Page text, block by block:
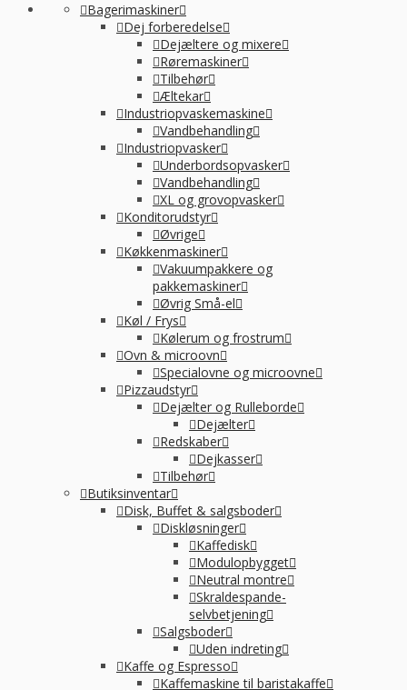
Bagerimaskiner
Dej forberedelse
Dejæltere og mixere
Røremaskiner
Tilbehør
Æltekar
Industriopvaskemaskine
Vandbehandling
Industriopvasker
Underbordsopvasker
Vandbehandling
XL og grovopvasker
Konditorudstyr
Øvrige
Køkkenmaskiner
Vakuumpakkere og
pakkemaskiner
Øvrig Små-el
Køl / Frys
Kølerum og frostrum
Ovn & microovn
Specialovne og microovne
Pizzaudstyr
Dejælter og Rulleborde
Dejælter
Redskaber
Dejkasser
Tilbehør
Butiksinventar
Disk, Buffet & salgsboder
Diskløsninger
Kaffedisk
Modulopbygget
Neutral montre
Skraldespande-
selvbetjening
Salgsboder
Uden indreting
Kaffe og Espresso
Kaffemaskine til baristakaffe